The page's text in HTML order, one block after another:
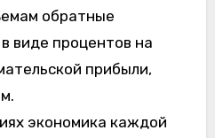
обратные
виде процентов на
прибыли,
экономика каждой